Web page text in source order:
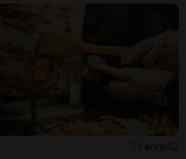
1 anno 2